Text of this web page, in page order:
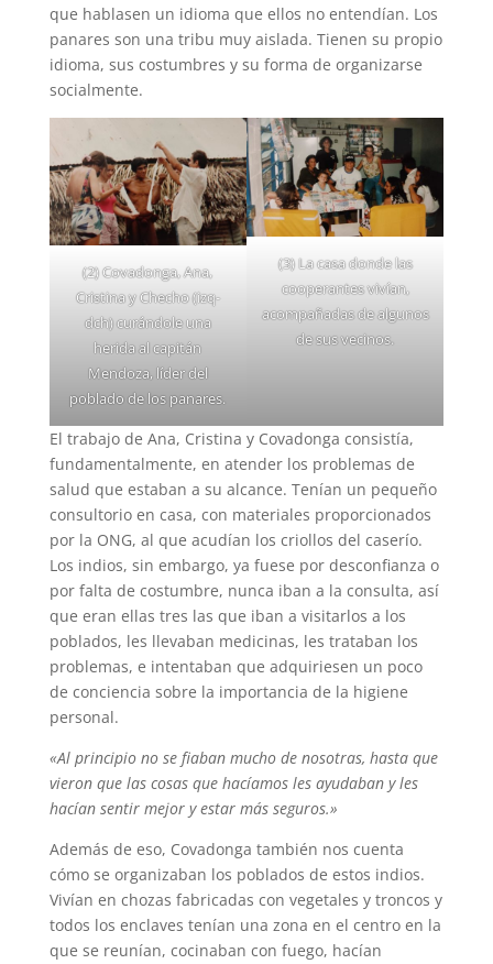
que hablasen un idioma que ellos no entendían. Los
panares son una tribu muy aislada. Tienen su propio
idioma, sus costumbres y su forma de organizarse
socialmente.
(2) Covadonga, Ana,
Cristina y Checho (izq-
dch) curándole una
herida al capitán
Mendoza, líder del
poblado de los panares.
(3) La casa donde las
cooperantes vivían,
acompañadas de algunos
de sus vecinos.
El trabajo de Ana, Cristina y Covadonga consistía,
fundamentalmente, en atender los problemas de
salud que estaban a su alcance. Tenían un pequeño
consultorio en casa, con materiales proporcionados
por la ONG, al que acudían los criollos del caserío.
Los indios, sin embargo, ya fuese por desconfianza o
por falta de costumbre, nunca iban a la consulta, así
que eran ellas tres las que iban a visitarlos a los
poblados, les llevaban medicinas, les trataban los
problemas, e intentaban que adquiriesen un poco
de conciencia sobre la importancia de la higiene
personal.
«Al principio no se fiaban mucho de nosotras, hasta que
vieron que las cosas que hacíamos les ayudaban y les
hacían sentir mejor y estar más seguros.»
Además de eso, Covadonga también nos cuenta
cómo se organizaban los poblados de estos indios.
Vivían en chozas fabricadas con vegetales y troncos y
todos los enclaves tenían una zona en el centro en la
que se reunían, cocinaban con fuego, hacían